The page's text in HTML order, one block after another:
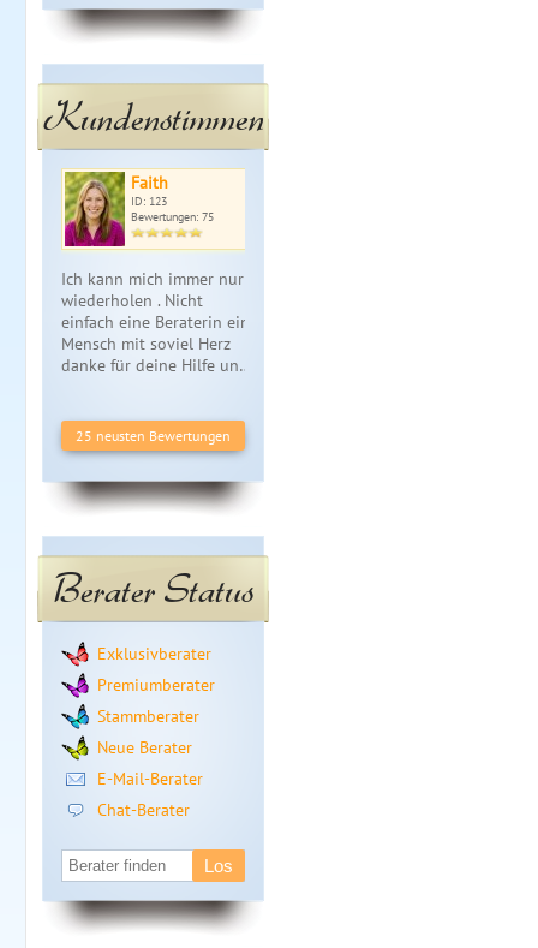
Kundenstimmen
Faith
ID: 123
Bewertungen: 75
Ich kann mich immer nur
wiederholen . Nicht
einfach eine Beraterin ein
Mensch mit soviel Herz
danke für deine Hilfe un…
25 neusten Bewertungen
Berater Status
Exklusivberater
Premiumberater
Stammberater
Neue Berater
E-Mail-Berater
Chat-Berater